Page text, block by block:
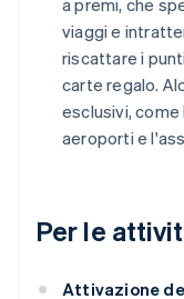
a premi, che
viaggi e
riscattare i
carte regalo.
esclusivi,
aeroporti e
Per le
Attivazione